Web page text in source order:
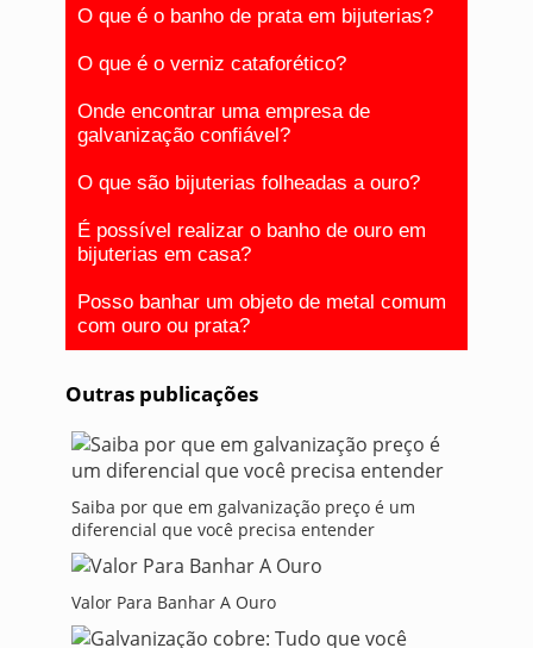
O que é o banho de prata em bijuterias?
O que é o verniz cataforético?
Onde encontrar uma empresa de
galvanização confiável?
O que são bijuterias folheadas a ouro?
É possível realizar o banho de ouro em
bijuterias em casa?
Posso banhar um objeto de metal comum
com ouro ou prata?
Outras publicações
Saiba por que em galvanização preço é um
diferencial que você precisa entender
Valor Para Banhar A Ouro